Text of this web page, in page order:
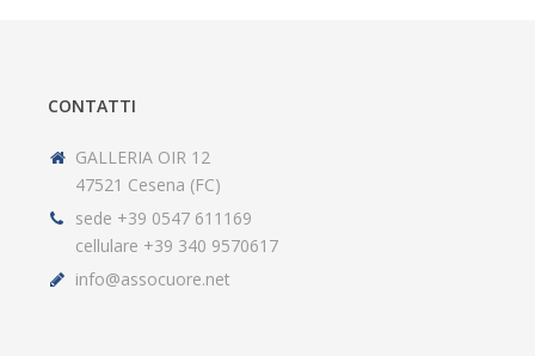
CONTATTI
GALLERIA OIR 12
47521 Cesena (FC)
sede +39 0547 611169
cellulare +39 340 9570617
info@assocuore.net